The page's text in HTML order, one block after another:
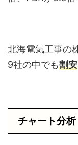
北海電気工事の
9社の中でも割安
チャート分析